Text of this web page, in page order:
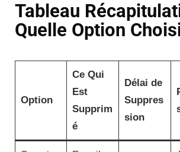
Tableau
Quelle Option
Option
Ce Qui
Est
Supprim
é
Délai de
Suppres
sion